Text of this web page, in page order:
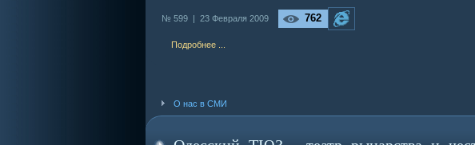
№ 599 | 23 Февраля 2009 762
Подробнее ...
О нас в СМИ